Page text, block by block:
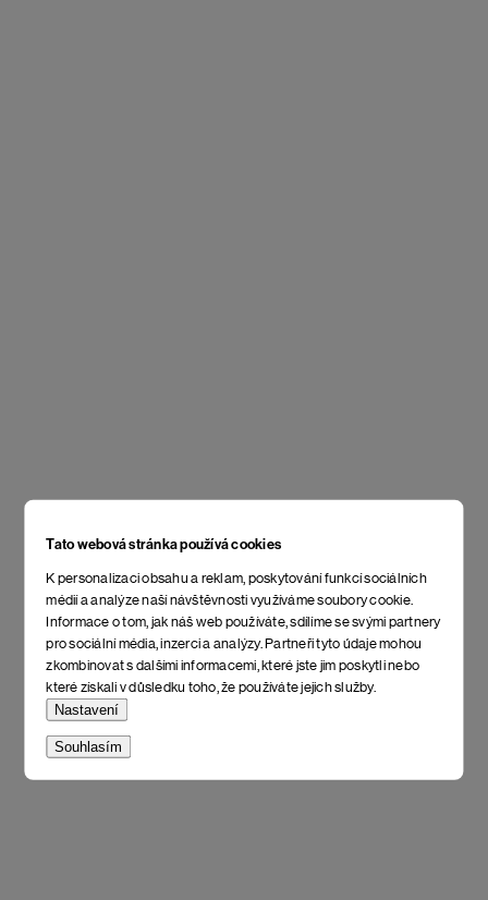
Tato webová stránka používá cookies
K personalizaci obsahu a reklam, poskytování funkcí sociálních
médií a analýze naší návštěvnosti využíváme soubory cookie.
Informace o tom, jak náš web používáte, sdílíme se svými partnery
pro sociální média, inzerci a analýzy. Partneři tyto údaje mohou
zkombinovat s dalšími informacemi, které jste jim poskytli nebo
které získali v důsledku toho, že používáte jejich služby.
Nastavení
Souhlasím